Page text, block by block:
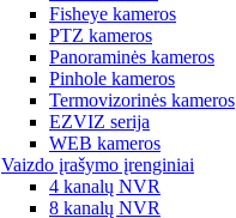
Fisheye kameros
PTZ kameros
Panoraminės kameros
Pinhole kameros
Termovizorinės kameros
EZVIZ serija
WEB kameros
Vaizdo įrašymo įrenginiai
4 kanalų NVR
8 kanalų NVR